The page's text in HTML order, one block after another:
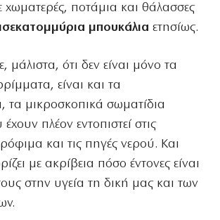
χωματερές, ποτάμια και θάλασσες
μπουκάλια ετησίως.
μάλιστα, ότι δεν είναι μόνο τα
είναι και τα
τα μικροσκοπικά σωματίδια
πλέον εντοπιστεί στις
και τις πηγές νερού. Και
με ακρίβεια πόσο έντονες είναι
στην υγεία τη δική μας και των